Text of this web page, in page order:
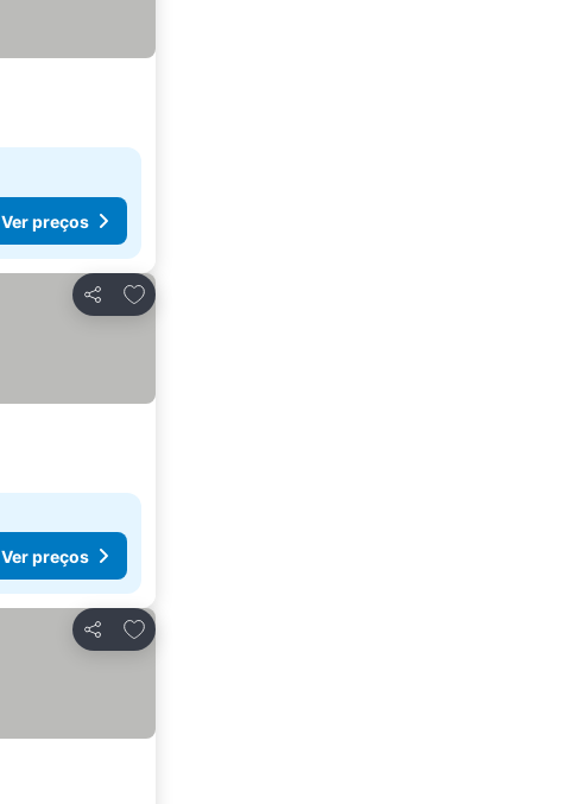
Ver preços
Partilhar
Adicionar aos favoritos
Ver preços
Partilhar
Adicionar aos favoritos